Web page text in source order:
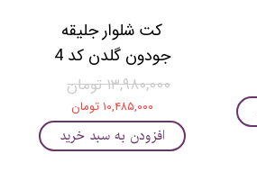
کت شلوار جلیقه
جودون گلدن کد 4
۱۳,۹۸۰,۰۰۰ تومان
۱۰,۴۸۵,۰۰۰ تومان
افزودن به سبد خرید